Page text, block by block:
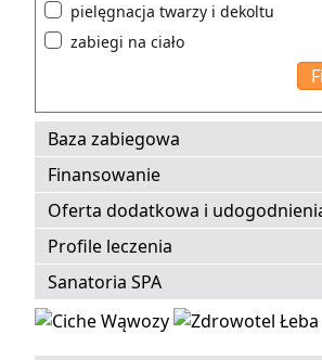
pielęgnacja twarzy i dekoltu
zabiegi na ciało
Baza zabiegowa
Finansowanie
Oferta dodatkowa i
Profile leczenia
Sanatoria SPA